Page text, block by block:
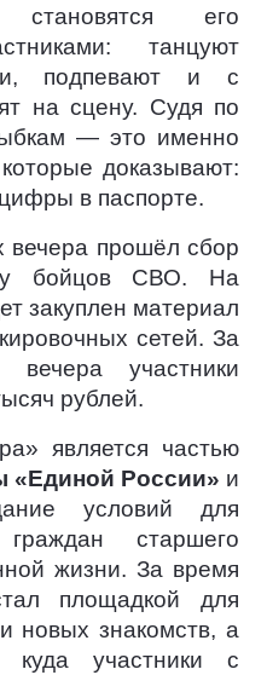
его
танцуют
подпевают и с
на сцену. Судя по
— это именно
доказывают:
в паспорте.
вечера прошёл сбор
бойцов СВО. На
закуплен материал
сетей. За
участники
рублей.
является частью
«Единой России» и
условий для
старшего
жизни. За время
площадкой для
новых знакомств, а
участники с